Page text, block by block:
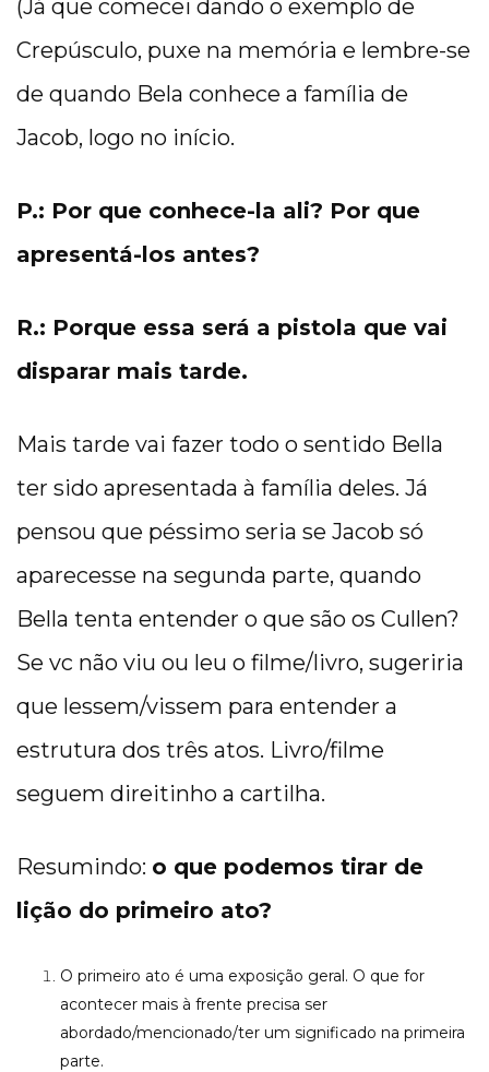
(Já que comecei dando o exemplo de
Crepúsculo, puxe na memória e lembre-se
de quando Bela conhece a família de
Jacob, logo no início.
P.: Por que conhece-la ali? Por que
apresentá-los antes?
R.: Porque essa será a pistola que vai
disparar mais tarde.
Mais tarde vai fazer todo o sentido Bella
ter sido apresentada à família deles. Já
pensou que péssimo seria se Jacob só
aparecesse na segunda parte, quando
Bella tenta entender o que são os Cullen?
Se vc não viu ou leu o filme/livro, sugeriria
que lessem/vissem para entender a
estrutura dos três atos. Livro/filme
seguem direitinho a cartilha.
Resumindo: o que podemos tirar de
lição do primeiro ato?
O primeiro ato é uma exposição geral. O que for
acontecer mais à frente precisa ser
abordado/mencionado/ter um significado na primeira
parte.